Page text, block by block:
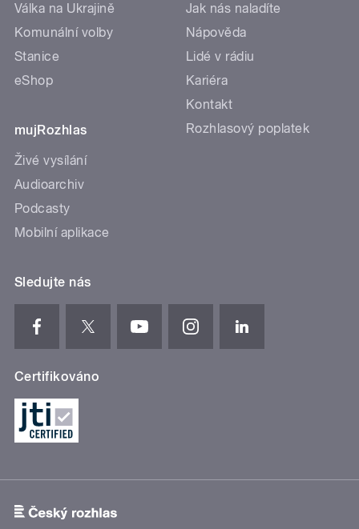
Válka na Ukrajině
Komunální volby
Stanice
eShop
mujRozhlas
Živé vysílání
Audioarchiv
Podcasty
Mobilní aplikace
Jak nás naladíte
Nápověda
Lidé v rádiu
Kariéra
Kontakt
Rozhlasový poplatek
Sledujte nás
Certifikováno